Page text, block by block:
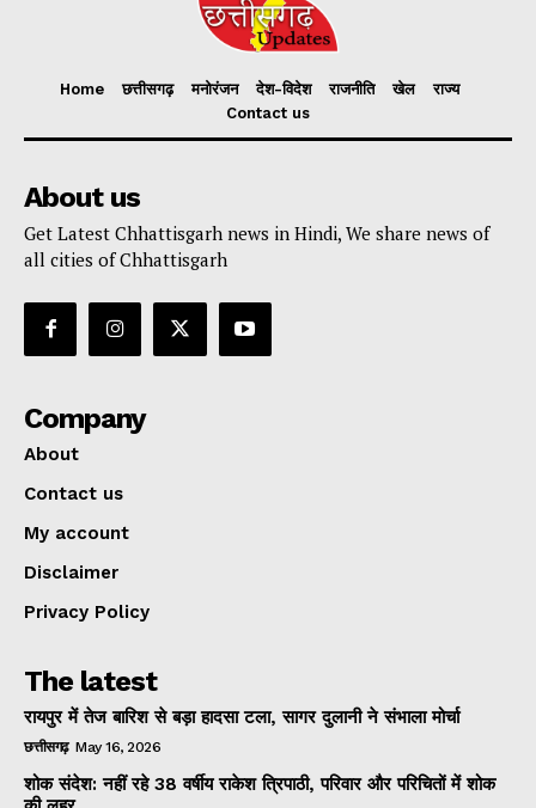
Home छत्तीसगढ़ मनोरंजन देश-विदेश राजनीति खेल
राज्य
Contact us
About us
Get Latest Chhattisgarh news in Hindi, We share news of
all cities of Chhattisgarh
Company
About
Contact us
My account
Disclaimer
Privacy Policy
The latest
रायपुर में तेज बारिश से बड़ा हादसा टला, सागर दुलानी ने संभाला मोर्चा
छत्तीसगढ़ May 16, 2026
शोक संदेश: नहीं रहे 38 वर्षीय राकेश त्रिपाठी, परिवार और परिचितों में शोक